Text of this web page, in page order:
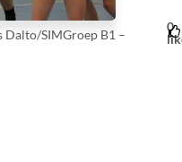
Dalto/SIMGroep B1 –
0